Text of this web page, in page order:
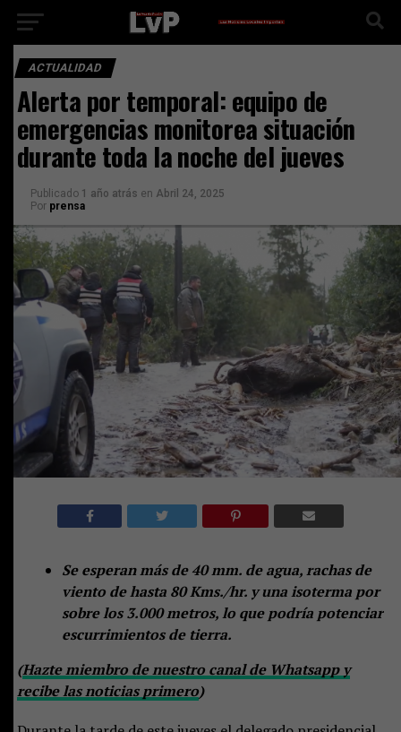
ACTUALIDAD
Alerta por temporal: equipo de
emergencias monitorea situación
durante toda la noche del jueves
Publicado 1 año atrás en Abril 24, 2025
Por prensa
Se esperan más de 40 mm. de agua, rachas de
viento de hasta 80 Kms./hr. y una isoterma por
sobre los 3.000 metros, lo que podría potenciar
escurrimientos de tierra.
(Hazte miembro de nuestro canal de Whatsapp y
recibe las noticias primero)